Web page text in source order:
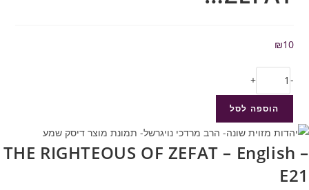
₪10
-
+
הוספה לסל
THE RIGHTEOUS OF ZEFAT – English –
E21